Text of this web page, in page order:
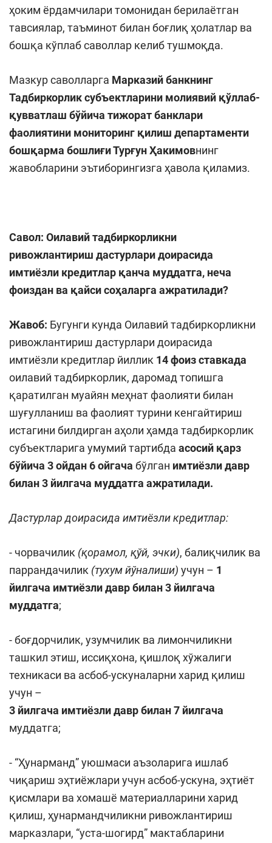
ҳоким ёрдамчилари томонидан берилаётган
тавсиялар, таъминот билан боғлиқ ҳолатлар ва
бошқа кўплаб саволлар келиб тушмоқда.
Мазкур саволларга Марказий банкнинг
Тадбиркорлик субъектларини молиявий қўллаб-
қувватлаш бўйича тижорат банклари
фаолиятини мониторинг қилиш департаменти
бошқарма бошлиғи Турғун Ҳакимовнинг
жавобларини эътиборингизга ҳавола қиламиз.
Савол: Оилавий тадбиркорликни
ривожлантириш дастурлари доирасида
имтиёзли кредитлар қанча муддатга, неча
фоиздан ва қайси соҳаларга ажратилади?
Жавоб: Бугунги кунда Оилавий тадбиркорликни
ривожлантириш дастурлари доирасида
имтиёзли кредитлар йиллик 14 фоиз ставкада
оилавий тадбиркорлик, даромад топишга
қаратилган муайян меҳнат фаолияти билан
шуғулланиш ва фаолият турини кенгайтириш
истагини билдирган аҳоли ҳамда тадбиркорлик
субъектларига умумий тартибда асосий қарз
бўйича 3 ойдан 6 ойгача бўлган имтиёзли давр
билан 3 йилгача муддатга ажратилади.
Дастурлар доирасида имтиёзли кредитлар:
- чорвачилик (қорамол, қўй, эчки), балиқчилик ва
паррандачилик (тухум йўналиши) учун – 1
йилгача имтиёзли давр билан 3 йилгача
муддатга;
- боғдорчилик, узумчилик ва лимончиликни
ташкил этиш, иссиқхона, қишлоқ хўжалиги
техникаси ва асбоб-ускуналарни харид қилиш
учун –
3 йилгача имтиёзли давр билан 7 йилгача
муддатга;
- “Ҳунарманд” уюшмаси аъзоларига ишлаб
чиқариш эҳтиёжлари учун асбоб-ускуна, эҳтиёт
қисмлари ва хомашё материалларини харид
қилиш, ҳунармандчиликни ривожлантириш
марказлари, “уста-шогирд” мактабларини